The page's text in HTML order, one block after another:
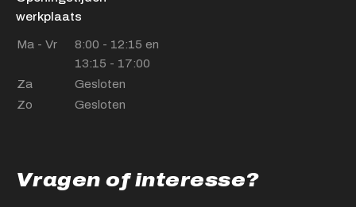
werkplaats
Ma - Vr
8:00 - 12:15 en
13:15 - 17:00
Za
Gesloten
Zo
Gesloten
Vragen of interesse?